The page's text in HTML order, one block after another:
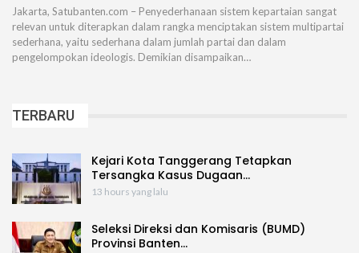
Jakarta, Satubanten.com – Penyederhanaan sistem kepartaian sangat
relevan untuk diterapkan dalam rangka menciptakan sistem multipartai
sederhana, yaitu sederhana dalam jumlah partai dan dalam
pengelompokan ideologis. Demikian disampaikan…
TERBARU
Kejari Kota Tanggerang Tetapkan
Tersangka Kasus Dugaan…
13 hours yang lalu
Seleksi Direksi dan Komisaris (BUMD)
Provinsi Banten…